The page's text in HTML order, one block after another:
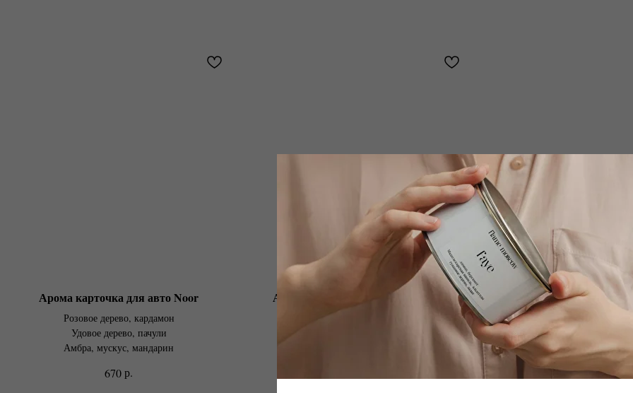
Арома карточка для авто Noor
Розовое дерево, кардамон
Удовое дерево, пачули
Амбра, мускус, мандарин
670р.
Арома карточка для авто Vanda
Эвкалипт, мята, лаванда
Арома карточка для
Сосновая хвоя, мята
Кипарис, лимон
Мох, мускус, сандаловое
670р.